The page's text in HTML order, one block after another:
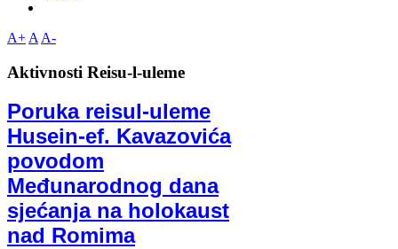
A+ A A-
Aktivnosti Reisu-l-uleme
Poruka reisul-uleme
Husein-ef. Kavazovića
povodom
Međunarodnog dana
sjećanja na holokaust
nad Romima